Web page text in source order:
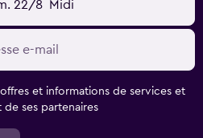
22/8 Midi
et informations de services et
ses partenaires